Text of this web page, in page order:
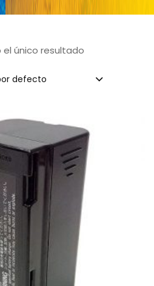
el único resultado
defecto